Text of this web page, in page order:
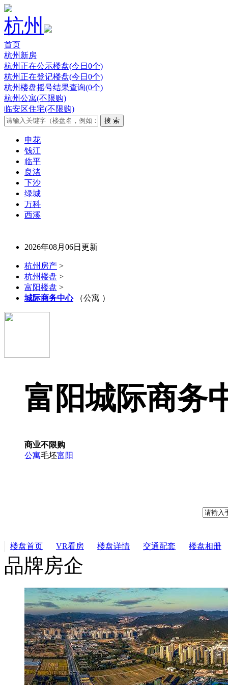
杭州
首页
杭州新房
杭州正在公示楼盘(今日0个)
杭州正在登记楼盘(今日0个)
杭州楼盘摇号结果查询(0个)
杭州公寓(不限购)
临安区住宅(不限购)
申花
钱江
临平
良渚
下沙
绿城
万科
西溪
2026年08月06日更新
杭州房产 >
杭州楼盘 >
富阳楼盘 >
城际商务中心（公寓 ）
富阳城际商务
商业不限购
公寓毛坯富阳
楼盘首页 VR看房 楼盘详情 交通配套 楼盘相册
品牌房企